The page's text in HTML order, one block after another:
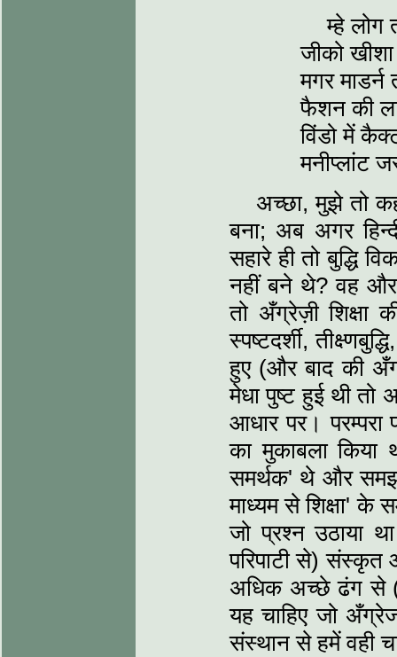
म्हे लोग
जीको
मगर माडर्न
फैशन की
विंडो में
मनीप्लांट
अच्छा, मुझे तो
बना; अब अगर
सहारे ही तो बुद्धि
नहीं बने थे? वह और
तो अँग्रेज़ी शिक्षा
स्पष्टदर्शी,
हुए (और बाद की
मेधा पुष्ट हुई थी तो
आधार पर। परम्परा
का मुकाबला किया
समर्थक' थे और
माध्यम से शिक्षा' के
जो प्रश्न उठाया
परिपाटी से) संस्कृत
अधिक अच्छे ढंग से
यह चाहिए जो
संस्थान से हमें वही